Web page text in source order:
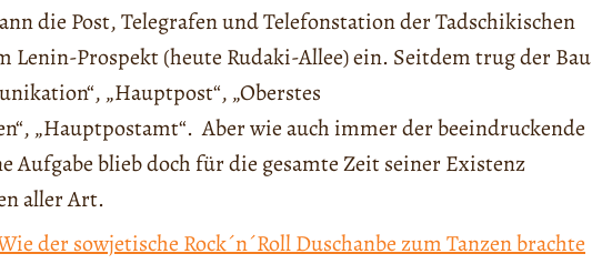
die Post, Telegrafen und Telefonstation der Tadschikischen
Lenin-Prospekt (heute Rudaki-Allee) ein. Seitdem trug der Bau
„Hauptpost“, „Oberstes
„Hauptpostamt“. Aber wie auch immer der beeindruckende
Aufgabe blieb doch für die gesamte Zeit seiner Existenz
aller Art.
der sowjetische Rock´n´Roll Duschanbe zum Tanzen brachte